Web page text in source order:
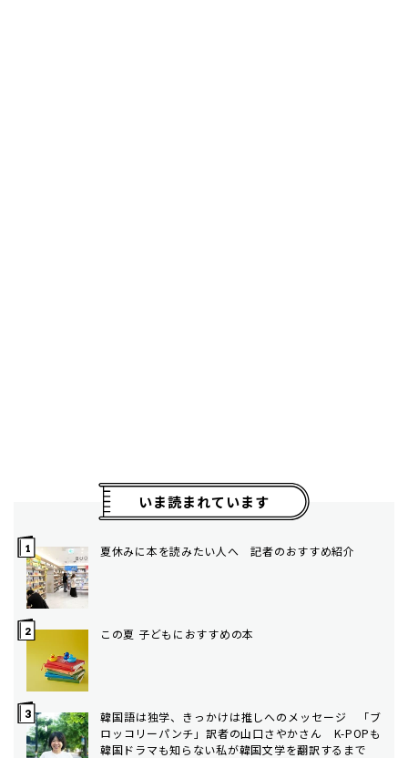
いま読まれています
夏休みに本を読みたい人へ 記者のおすすめ紹介
この夏 子どもにおすすめの本
韓国語は独学、きっかけは推しへのメッセージ 「ブ
ロッコリーパンチ」訳者の山口さやかさん K-POPも
韓国ドラマも知らない私が韓国文学を翻訳するまで